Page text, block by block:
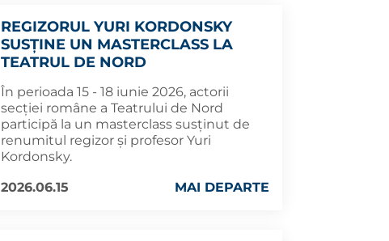
REGIZORUL YURI KORDONSKY
SUSȚINE UN MASTERCLASS LA
TEATRUL DE NORD
În perioada 15 - 18 iunie 2026, actorii
secției române a Teatrului de Nord
participă la un masterclass susținut de
renumitul regizor și profesor Yuri
Kordonsky.
2026.06.15
MAI DEPARTE